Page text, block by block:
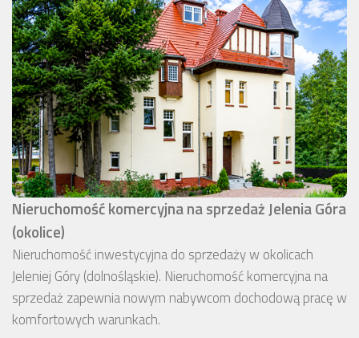
Nieruchomość komercyjna na sprzedaż Jelenia Góra
(okolice)
Nieruchomość inwestycyjna do sprzedaży w okolicach
Jeleniej Góry (dolnośląskie). Nieruchomość komercyjna na
sprzedaż zapewnia nowym nabywcom dochodową pracę w
komfortowych warunkach.